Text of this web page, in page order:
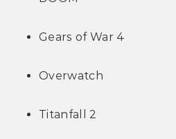
Gears of War 4
Overwatch
Titanfall 2